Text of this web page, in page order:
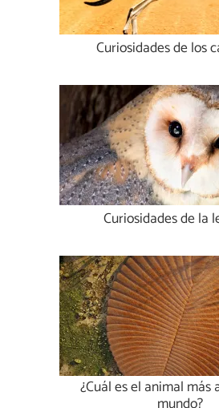
Curiosidades de los
Curiosidades de la
¿Cuál es el animal más